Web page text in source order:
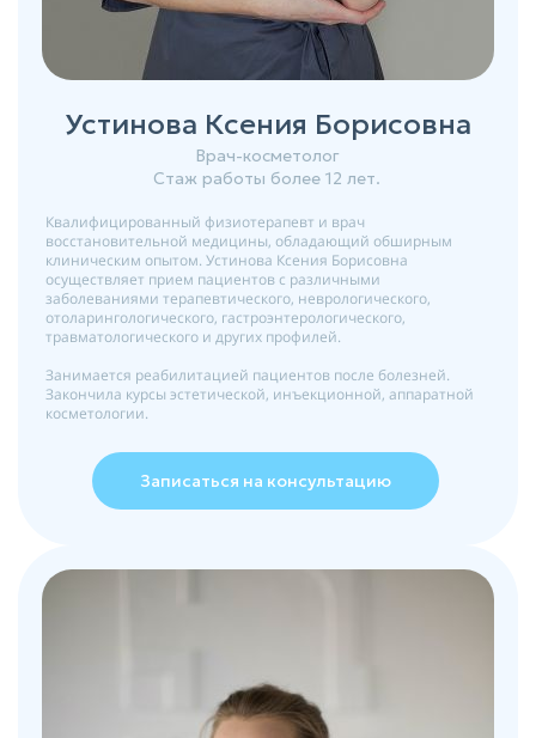
Устинова Ксения Борисовна
Врач-косметолог
Стаж работы более 12 лет.
Квалифицированный физиотерапевт и врач
восстановительной медицины, обладающий обширным
клиническим опытом. Устинова Ксения Борисовна
осуществляет прием пациентов с различными
заболеваниями терапевтического, неврологического,
отоларингологического, гастроэнтерологического,
травматологического и других профилей.
Занимается реабилитацией пациентов после болезней.
Закончила курсы эстетической, инъекционной, аппаратной
косметологии.
Записаться на консультацию